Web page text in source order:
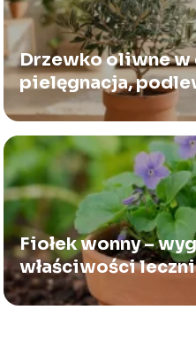
Drzewko oliwne w
pielęgnacja,
Fiołek wonny –
właściwości